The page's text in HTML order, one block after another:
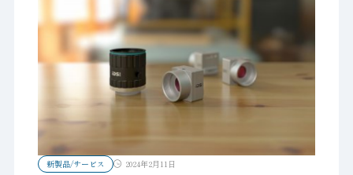
新製品/サービス 2024年2月11日